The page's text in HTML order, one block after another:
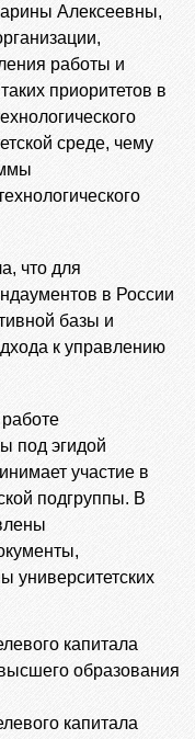
Алексеевны,
работы и
приоритетов в
среде, чему
что для
в России
базы и
к управлению
под эгидой
участие в
подгруппы. В
университетских
капитала
образования
капитала